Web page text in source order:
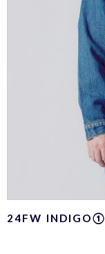
24FW INDIGO①